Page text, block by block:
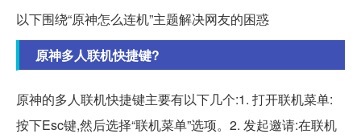
以下围绕“原神怎么连机”主题解决网友的困惑
原神多人联机快捷键?
原神的多人联机快捷键主要有以下几个:1. 打开联机菜单:
按下Esc键,然后选择“联机菜单”选项。2. 发起邀请:在联机